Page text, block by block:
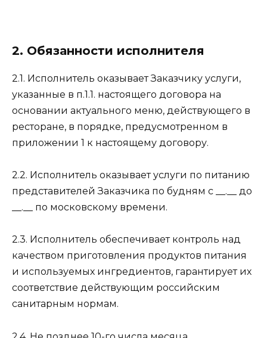
2. Обязанности исполнителя
2.1. Исполнитель оказывает Заказчику услуги,
указанные в п.1.1. настоящего договора на
основании актуального меню, действующего в
ресторане, в порядке, предусмотренном в
приложении 1 к настоящему договору.
2.2. Исполнитель оказывает услуги по питанию
представителей Заказчика по будням с __.__ до
__.__ по московскому времени.
2.3. Исполнитель обеспечивает контроль над
качеством приготовления продуктов питания
и используемых ингредиентов, гарантирует их
соответствие действующим российским
санитарным нормам.